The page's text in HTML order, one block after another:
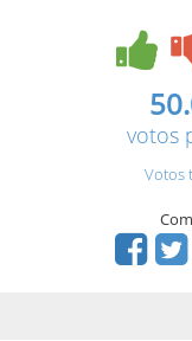
votos
Votos